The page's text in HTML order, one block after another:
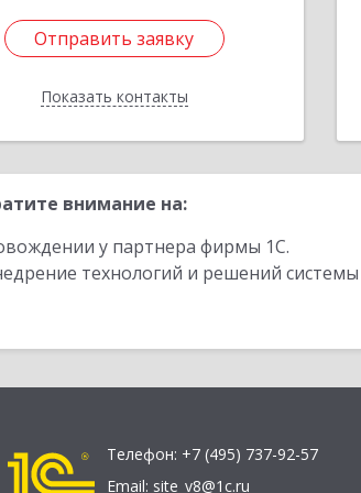
Отправить заявку
Показать контакты
Отправить заявку
Назад
внимание на:
у партнера фирмы 1С.
технологий и решений
Телефон: +7 (495) 737-92-57
Email: site_v8@1c.ru